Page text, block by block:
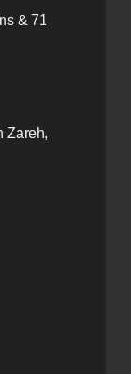
& 71
Zareh,